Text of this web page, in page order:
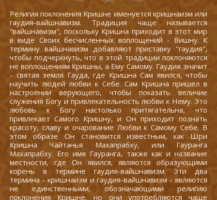
Религия поклонения Кришне именуется кришнаизм или
гаудия-вайшнавизм. Традиция чаще называется
"вайшнавизм", поскольку Кришна приходит в этот мир
в виде Своих бесчисленных воплощений - Вишну. К
термину вайшнавизм добавляют приставку "гаудия",
чтобы подчеркнуть, что в этой традиции поклоняются
не воплощениям Кришны, а Ему Самому. Гаудия значит
- святая земля Гауда, где Кришна Сам явился, чтобы
научить людей любви к Себе. Сам Кришна пришел в
настроении верующего, чтобы показать величие
служения Богу и привлекательность любви к Нему. Это
любовь к Богу настолько притягательна, что
привлекает Самого Кришну, и Он приходит познать
красоту, славу и очарование Любви к Самому Себе. В
этом образе Он становится известным, как Шри
Кришна Чайтанья Махапрабху, или Гауранга
Махапрабху. Его имя Гауранга, также как и название
местности, где Он явился, являются образующими
корень в термине гаудия-вайшнавизм. Эти два
термина - кришнаизм и гаудия-вайшнавизм - являются
не единственными, обозначающими религию
поклонения Кришне, но они употребляются чаще